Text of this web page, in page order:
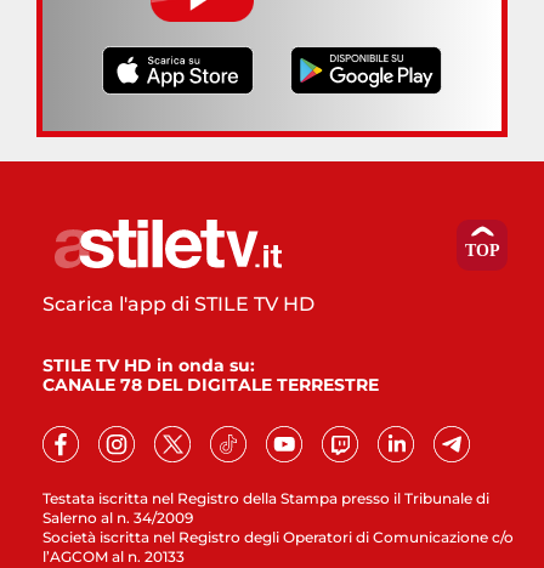
Testata iscritta nel Registro della Stampa presso il Tribunale di
Salerno al n. 34/2009
Società iscritta nel Registro degli Operatori di Comunicazione c/o
l’AGCOM al n. 20133
Scarica l'app di STILE TV HD
STILE TV HD in onda su:
CANALE 78 DEL DIGITALE TERRESTRE